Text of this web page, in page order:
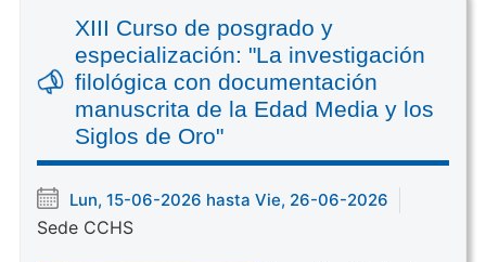
XIII Curso de posgrado y
especialización: "La investigación
filológica con documentación
manuscrita de la Edad Media y los
Siglos de Oro"
Lun, 15-06-2026 hasta Vie, 26-06-2026
Sede CCHS